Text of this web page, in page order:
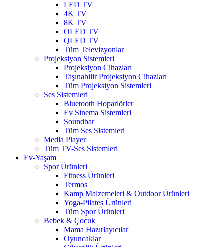
LED TV
4K TV
8K TV
OLED TV
QLED TV
Tüm Televizyonlar
Projeksiyon Sistemleri
Projeksiyon Cihazları
Taşınabilir Projeksiyon Cihazları
Tüm Projeksiyon Sistemleri
Ses Sistemleri
Bluetooth Hoparlörler
Ev Sinema Sistemleri
Soundbar
Tüm Ses Sistemleri
Media Player
Tüm TV-Ses Sistemleri
Ev-Yaşam
Spor Ürünleri
Fitness Ürünleri
Termos
Kamp Malzemeleri & Outdoor Ürünleri
Yoga-Pilates Ürünleri
Tüm Spor Ürünleri
Bebek & Çocuk
Mama Hazırlayıcılar
Oyuncaklar